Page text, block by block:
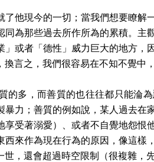
他現今的一切；當我們想要瞭
為那些過去所作所為的累積。主
」或者「德性」威力巨大的地方
言之，我們很容易在不知不覺中
的多，而善質的也往往都只能淪
力；善質的例如說，某人過去在
受著溺愛）、或者不自覺地怨恨
來作為現在行為的原因，像這樣
，還會超過時空限制（很複雜，先